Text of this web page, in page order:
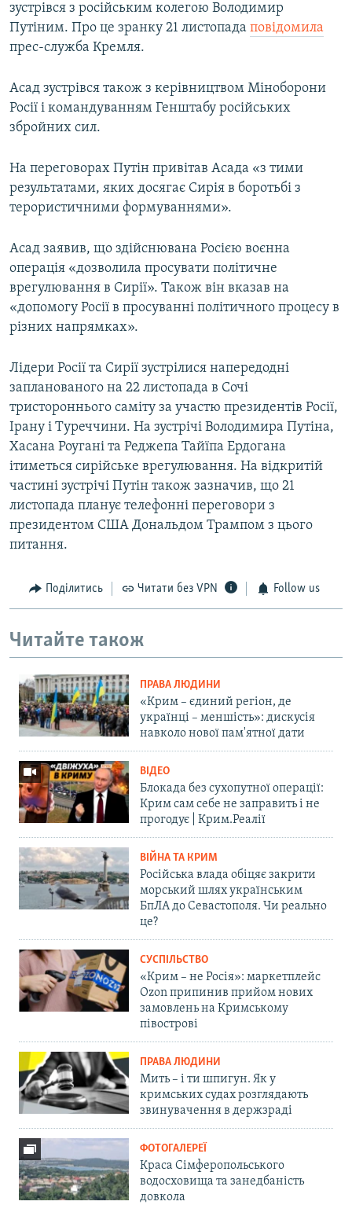
зустрівся з російським колегою Володимир
Путіним. Про це зранку 21 листопада повідомила
прес-служба Кремля.
Асад зустрівся також з керівництвом Міноборони
Росії і командуванням Генштабу російських
збройних сил.
На переговорах Путін привітав Асада «з тими
результатами, яких досягає Сирія в боротьбі з
терористичними формуваннями».
Асад заявив, що здійснювана Росією воєнна
операція «дозволила просувати політичне
врегулювання в Сирії». Також він вказав на
«допомогу Росії в просуванні політичного процесу в
різних напрямках».
Лідери Росії та Сирії зустрілися напередодні
запланованого на 22 листопада в Сочі
тристороннього саміту за участю президентів Росії,
Ірану і Туреччини. На зустрічі Володимира Путіна,
Хасана Роугані та Реджепа Тайїпа Ердогана
ітиметься сирійське врегулювання. На відкритій
частині зустрічі Путін також зазначив, що 21
листопада планує телефонні переговори з
президентом США Дональдом Трампом з цього
питання.
Поділитись Читати без VPN Follow us
Читайте також
ПРАВА ЛЮДИНИ
«Крим – єдиний регіон, де
українці – меншість»: дискусія
навколо нової пам'ятної дати
ВІДЕО
Блокада без сухопутної операції:
Крим сам себе не заправить і не
прогодує | Крим.Реалії
ВІЙНА ТА КРИМ
Російська влада обіцяє закрити
морський шлях українським
БпЛА до Севастополя. Чи реально
це?
СУСПІЛЬСТВО
«Крим – не Росія»: маркетплейс
Ozon припинив прийом нових
замовлень на Кримському
півострові
ПРАВА ЛЮДИНИ
Мить – і ти шпигун. Як у
кримських судах розглядають
звинувачення в держзраді
ФОТОГАЛЕРЕЇ
Краса Сімферопольського
водосховища та занедбаність
довкола